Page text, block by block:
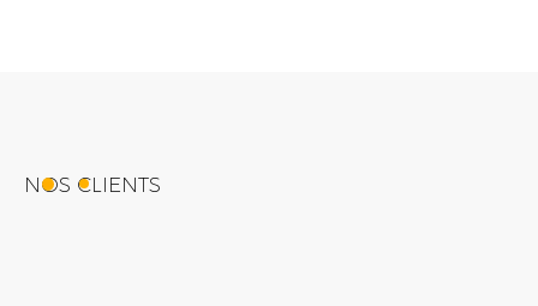
NOS CLIENTS